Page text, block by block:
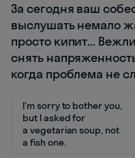
За сегодня ваш
выслушать немало
просто кипит...
снять
когда проблема не
I'm sorry to bother you,
but I asked for
a vegetarian soup, not
a fish one.